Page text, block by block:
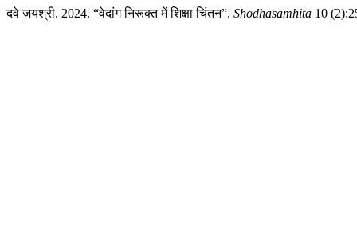
दवे जयश्री. 2024. “वेदांग निरूक्त में शिक्षा चिंतन”. Shodhasamhita 10